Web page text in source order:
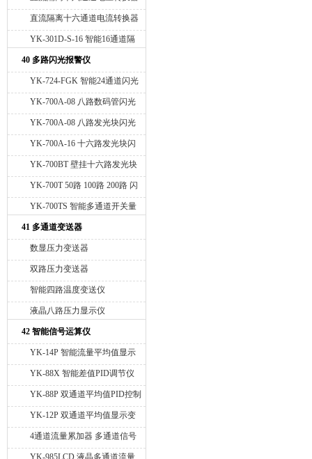
直流隔离十六通道电流转换器
YK-301D-S-16 智能16通道隔
离直流电压电流采集转换器
40 多路闪光报警仪
YK-724-FGK 智能24通道闪光
报警仪
YK-700A-08 八路数码管闪光
报警仪
YK-700A-08 八路发光块闪光
报警仪
YK-700A-16 十六路发光块闪
光报警仪
YK-700BT 壁挂十六路发光块
闪光报警仪
YK-700T 50路 100路 200路 闪
光声光报警仪
YK-700TS 智能多通道开关量
信号指示仪
41 多通道变送器
数显压力变送器
双路压力变送器
智能四路温度变送仪
液晶八路压力显示仪
42 智能信号运算仪
YK-14P 智能流量平均值显示
仪
YK-88X 智能差值PID调节仪
YK-88P 双通道平均值PID控制
仪
YK-12P 双通道平均值显示变
送仪
4通道流量累加器 多通道信号
累加变送器
YK-985LCD 液晶多通道流量